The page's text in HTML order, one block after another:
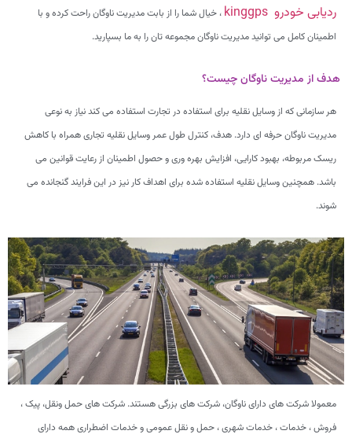
ردیابی خودرو kinggps
، خیال شما را از بابت مدیریت ناوگان راحت کرده و با
اطمینان کامل می توانید مدیریت ناوگان مجموعه تان را به ما بسپارید.
هدف از مدیریت ناوگان چیست؟
هر سازمانی که از وسایل نقلیه برای استفاده در تجارت استفاده می کند نیاز به نوعی
مدیریت ناوگان حرفه ای دارد. هدف، کنترل طول عمر وسایل نقلیه تجاری همراه با کاهش
ریسک مربوطه، بهبود کارایی، افزایش بهره وری و حصول اطمینان از رعایت قوانین می
باشد. همچنین وسایل نقلیه استفاده شده برای اهداف کار نیز در این فرایند گنجانده می
شوند.
معمولا شرکت های دارای ناوگان، شرکت های بزرگی هستند. شرکت های حمل ونقل، پیک ،
فروش ، خدمات ، خدمات شهری ، حمل و نقل عمومی و خدمات اضطراری همه دارای